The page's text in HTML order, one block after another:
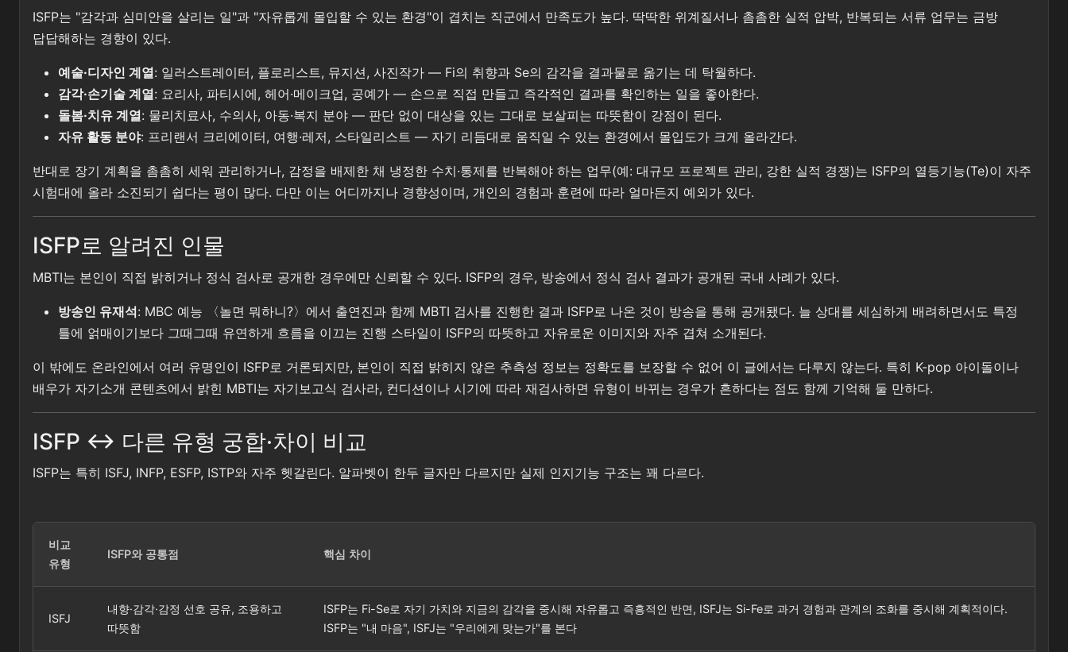
ISFP는 "감각과 심미안을 살리는 일"과 "자유롭게 몰입할 수 있는 환경"이 겹치는 직군에서 만족도가 높다. 딱딱한 위계질서나 촘촘한 실적 압박, 반복되는 서류 업무는 금방
답답해하는 경향이 있다.
예술·디자인 계열: 일러스트레이터, 플로리스트, 뮤지션, 사진작가 — Fi의 취향과 Se의 감각을 결과물로 옮기는 데 탁월하다.
감각·손기술 계열: 요리사, 파티시에, 헤어·메이크업, 공예가 — 손으로 직접 만들고 즉각적인 결과를 확인하는 일을 좋아한다.
돌봄·치유 계열: 물리치료사, 수의사, 아동·복지 분야 — 판단 없이 대상을 있는 그대로 보살피는 따뜻함이 강점이 된다.
자유 활동 분야: 프리랜서 크리에이터, 여행·레저, 스타일리스트 — 자기 리듬대로 움직일 수 있는 환경에서 몰입도가 크게 올라간다.
반대로 장기 계획을 촘촘히 세워 관리하거나, 감정을 배제한 채 냉정한 수치·통제를 반복해야 하는 업무(예: 대규모 프로젝트 관리, 강한 실적 경쟁)는 ISFP의 열등기능(Te)이 자주
시험대에 올라 소진되기 쉽다는 평이 많다. 다만 이는 어디까지나 경향성이며, 개인의 경험과 훈련에 따라 얼마든지 예외가 있다.
ISFP로 알려진 인물
MBTI는 본인이 직접 밝히거나 정식 검사로 공개한 경우에만 신뢰할 수 있다. ISFP의 경우, 방송에서 정식 검사 결과가 공개된 국내 사례가 있다.
방송인 유재석: MBC 예능 〈놀면 뭐하니?〉에서 출연진과 함께 MBTI 검사를 진행한 결과 ISFP로 나온 것이 방송을 통해 공개됐다. 늘 상대를 세심하게 배려하면서도 특정
틀에 얽매이기보다 그때그때 유연하게 흐름을 이끄는 진행 스타일이 ISFP의 따뜻하고 자유로운 이미지와 자주 겹쳐 소개된다.
이 밖에도 온라인에서 여러 유명인이 ISFP로 거론되지만, 본인이 직접 밝히지 않은 추측성 정보는 정확도를 보장할 수 없어 이 글에서는 다루지 않는다. 특히 K-pop 아이돌이나
배우가 자기소개 콘텐츠에서 밝힌 MBTI는 자기보고식 검사라, 컨디션이나 시기에 따라 재검사하면 유형이 바뀌는 경우가 흔하다는 점도 함께 기억해 둘 만하다.
ISFP ↔ 다른 유형 궁합·차이 비교
ISFP는 특히 ISFJ, INFP, ESFP, ISTP와 자주 헷갈린다. 알파벳이 한두 글자만 다르지만 실제 인지기능 구조는 꽤 다르다.
비교
유형
ISFP와 공통점 핵심 차이
ISFJ
내향·감각·감정 선호 공유, 조용하고
따뜻함
ISFP는 Fi-Se로 자기 가치와 지금의 감각을 중시해 자유롭고 즉흥적인 반면, ISFJ는 Si-Fe로 과거 경험과 관계의 조화를 중시해 계획적이다.
ISFP는 "내 마음", ISFJ는 "우리에게 맞는가"를 본다